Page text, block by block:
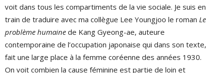
voit dans tous les compartiments de la vie sociale. Je suis en
train de traduire avec ma collègue Lee Youngjoo le roman Le
problème humaine de Kang Gyeong-ae, auteure
contemporaine de l’occupation japonaise qui dans son texte,
fait une large place à la femme coréenne des années 1930.
On voit combien la cause féminine est partie de loin et